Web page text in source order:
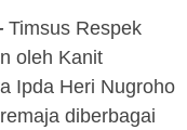
Timsus Respek
oleh Kanit
Ipda Heri Nugroho
diberbagai